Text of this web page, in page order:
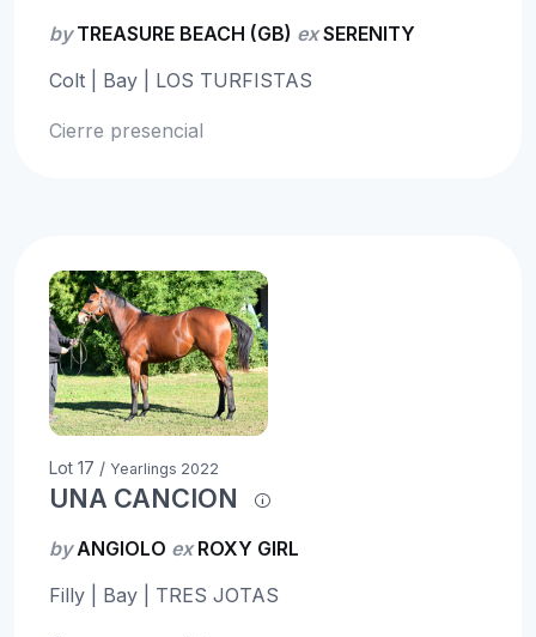
byTREASURE BEACH (GB) exSERENITY
Colt | Bay | LOS TURFISTAS
Cierre presencial
Lot 17 / Yearlings 2022
UNA CANCION
byANGIOLO exROXY GIRL
Filly | Bay | TRES JOTAS